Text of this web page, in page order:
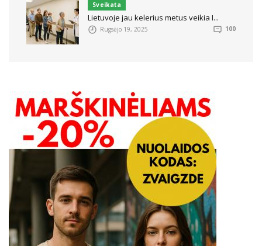
Sveikata
Lietuvoje jau kelerius metus veikia I...
Rugsėjo 19, 2025 100